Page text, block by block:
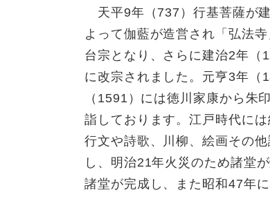
天平9年（737）行基菩薩が
よって伽藍が造営され「弘法
台宗となり、さらに建治2年（
に改宗されました。元亨3年（
（1591）には徳川家康から朱
詣しております。江戸時代に
行文や詩歌、川柳、絵画その
し、明治21年火災のため諸堂
諸堂が完成し、また昭和47年